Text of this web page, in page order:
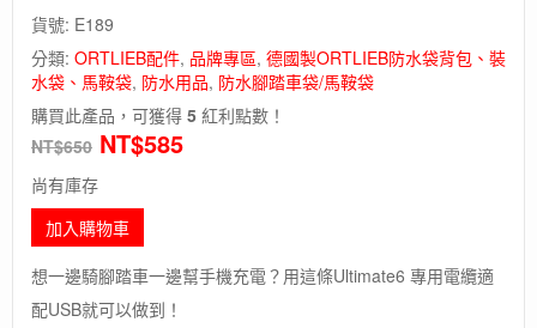
貨號: E189
分類: ORTLIEB配件, 品牌專區, 德國製ORTLIEB防水袋背包、裝
水袋、馬鞍袋, 防水用品, 防水腳踏車袋/馬鞍袋
購買此產品，可獲得 5 紅利點數！
NT$650 NT$585
尚有庫存
加入購物車
想一邊騎腳踏車一邊幫手機充電？用這條Ultimate6 專用電纜適
配USB就可以做到！